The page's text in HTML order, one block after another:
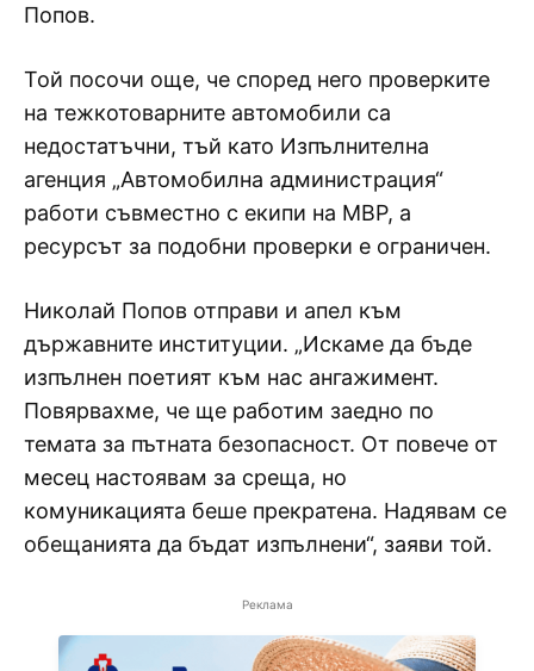
Попов.
Той посочи още, че според него проверките
на тежкотоварните автомобили са
недостатъчни, тъй като Изпълнителна
агенция „Автомобилна администрация“
работи съвместно с екипи на МВР, а
ресурсът за подобни проверки е ограничен.
Николай Попов отправи и апел към
държавните институции. „Искаме да бъде
изпълнен поетият към нас ангажимент.
Повярвахме, че ще работим заедно по
темата за пътната безопасност. От повече от
месец настоявам за среща, но
комуникацията беше прекратена. Надявам се
обещанията да бъдат изпълнени“, заяви той.
Реклама